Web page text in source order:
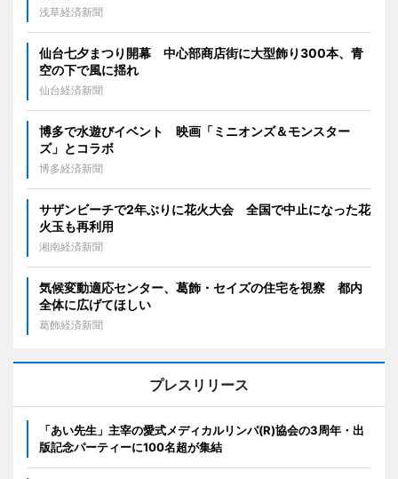
浅草経済新聞
仙台七夕まつり開幕 中心部商店街に大型飾り300本、青
空の下で風に揺れ
仙台経済新聞
博多で水遊びイベント 映画「ミニオンズ＆モンスター
ズ」とコラボ
博多経済新聞
サザンビーチで2年ぶりに花火大会 全国で中止になった花
火玉も再利用
湘南経済新聞
気候変動適応センター、葛飾・セイズの住宅を視察 都内
全体に広げてほしい
葛飾経済新聞
プレスリリース
「あい先生」主宰の愛式メディカルリンパ(R)協会の3周年・出
版記念パーティーに100名超が集結